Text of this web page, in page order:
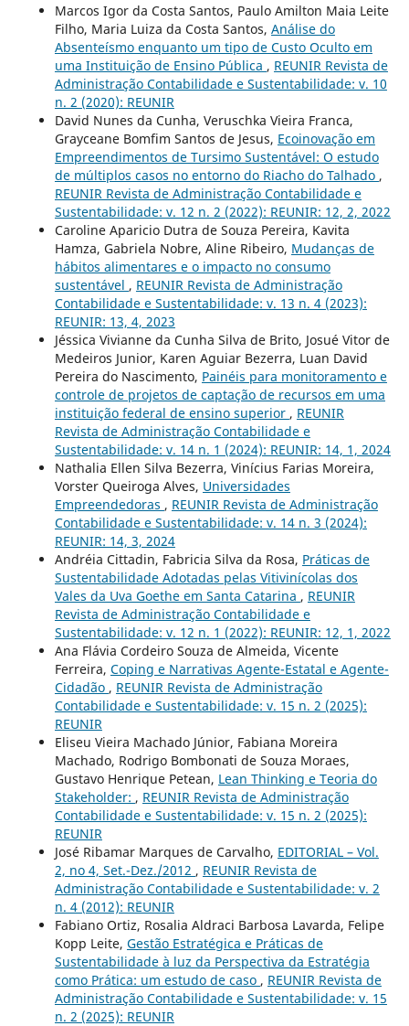
Marcos Igor da Costa Santos, Paulo Amilton Maia Leite
Filho, Maria Luiza da Costa Santos, Análise do
Absenteísmo enquanto um tipo de Custo Oculto em
uma Instituição de Ensino Pública , REUNIR Revista de
Administração Contabilidade e Sustentabilidade: v. 10
n. 2 (2020): REUNIR
David Nunes da Cunha, Veruschka Vieira Franca,
Grayceane Bomfim Santos de Jesus, Ecoinovação em
Empreendimentos de Tursimo Sustentável: O estudo
de múltiplos casos no entorno do Riacho do Talhado ,
REUNIR Revista de Administração Contabilidade e
Sustentabilidade: v. 12 n. 2 (2022): REUNIR: 12, 2, 2022
Caroline Aparicio Dutra de Souza Pereira, Kavita
Hamza, Gabriela Nobre, Aline Ribeiro, Mudanças de
hábitos alimentares e o impacto no consumo
sustentável , REUNIR Revista de Administração
Contabilidade e Sustentabilidade: v. 13 n. 4 (2023):
REUNIR: 13, 4, 2023
Jéssica Vivianne da Cunha Silva de Brito, Josué Vitor de
Medeiros Junior, Karen Aguiar Bezerra, Luan David
Pereira do Nascimento, Painéis para monitoramento e
controle de projetos de captação de recursos em uma
instituição federal de ensino superior , REUNIR
Revista de Administração Contabilidade e
Sustentabilidade: v. 14 n. 1 (2024): REUNIR: 14, 1, 2024
Nathalia Ellen Silva Bezerra, Vinícius Farias Moreira,
Vorster Queiroga Alves, Universidades
Empreendedoras , REUNIR Revista de Administração
Contabilidade e Sustentabilidade: v. 14 n. 3 (2024):
REUNIR: 14, 3, 2024
Andréia Cittadin, Fabricia Silva da Rosa, Práticas de
Sustentabilidade Adotadas pelas Vitivinícolas dos
Vales da Uva Goethe em Santa Catarina , REUNIR
Revista de Administração Contabilidade e
Sustentabilidade: v. 12 n. 1 (2022): REUNIR: 12, 1, 2022
Ana Flávia Cordeiro Souza de Almeida, Vicente
Ferreira, Coping e Narrativas Agente-Estatal e Agente-
Cidadão , REUNIR Revista de Administração
Contabilidade e Sustentabilidade: v. 15 n. 2 (2025):
REUNIR
Eliseu Vieira Machado Júnior, Fabiana Moreira
Machado, Rodrigo Bombonati de Souza Moraes,
Gustavo Henrique Petean, Lean Thinking e Teoria do
Stakeholder: , REUNIR Revista de Administração
Contabilidade e Sustentabilidade: v. 15 n. 2 (2025):
REUNIR
José Ribamar Marques de Carvalho, EDITORIAL – Vol.
2, no 4, Set.-Dez./2012 , REUNIR Revista de
Administração Contabilidade e Sustentabilidade: v. 2
n. 4 (2012): REUNIR
Fabiano Ortiz, Rosalia Aldraci Barbosa Lavarda, Felipe
Kopp Leite, Gestão Estratégica e Práticas de
Sustentabilidade à luz da Perspectiva da Estratégia
como Prática: um estudo de caso , REUNIR Revista de
Administração Contabilidade e Sustentabilidade: v. 15
n. 2 (2025): REUNIR